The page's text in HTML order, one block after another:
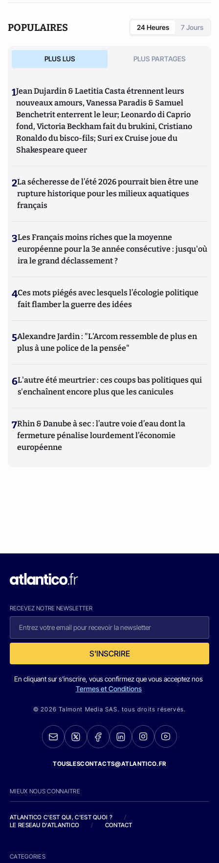
POPULAIRES 24 Heures 7 Jours
PLUS LUS PLUS PARTAGES
1Jean Dujardin & Laetitia Casta étrennent leurs
nouveaux amours, Vanessa Paradis & Samuel
Benchetrit enterrent le leur; Leonardo di Caprio
fond, Victoria Beckham fait du brukini, Cristiano
Ronaldo du bisco-fils; Suri ex Cruise joue du
Shakespeare queer
2La sécheresse de l’été 2026 pourrait bien être une
rupture historique pour les milieux aquatiques
français
3Les Français moins riches que la moyenne
européenne pour la 3e année consécutive : jusqu'où
ira le grand déclassement ?
4Ces mots piégés avec lesquels l’écologie politique
fait flamber la guerre des idées
5Alexandre Jardin : "L'Arcom ressemble de plus en
plus à une police de la pensée"
6L'autre été meurtrier : ces coups bas politiques qui
s'enchaînent encore plus que les canicules
7Rhin & Danube à sec : l’autre voie d’eau dont la
fermeture pénalise lourdement l’économie
européenne
RECEVEZ NOTRE NEWSLETTER
S'INSCRIRE
En cliquant sur s'inscrire, vous confirmez que vous acceptez nos
Termes et Conditions
© 2026 Talmont Media SAS. tous droits réservés.
TOUSLESCONTACTS@ATLANTICO.FR
MIEUX NOUS CONNAITRE
ATLANTICO C'EST QUI, C'EST QUOI ?
/
LE RESEAU D'ATLANTICO
/ CONTACT
CATEGORIES